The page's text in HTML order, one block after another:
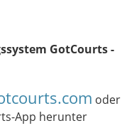
GotCourts -
oder
App herunter